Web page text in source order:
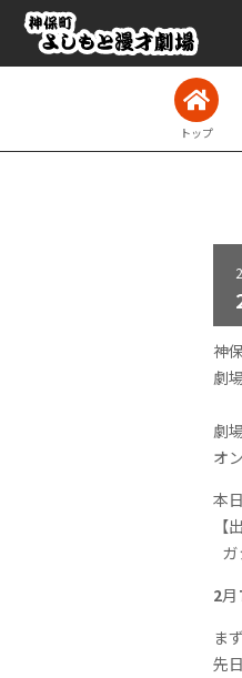
トップ
神
劇
劇
オ
本
【
2月
ま
先